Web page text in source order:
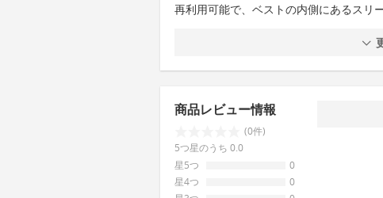
再利用可能で、ベストの内側にあるスリ
商品レビュー情報
(0件)
5つ星のうち 0.0
星5つ
0
星4つ
0